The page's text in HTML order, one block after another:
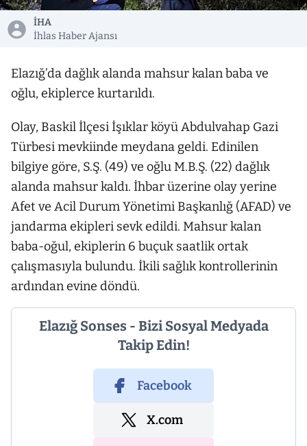
İHA
İhlas Haber Ajansı
Elazığ’da dağlık alanda mahsur kalan baba ve
oğlu, ekiplerce kurtarıldı.
Olay, Baskil İlçesi İşıklar köyü Abdulvahap Gazi
Türbesi mevkiinde meydana geldi. Edinilen
bilgiye göre, S.Ş. (49) ve oğlu M.B.Ş. (22) dağlık
alanda mahsur kaldı. İhbar üzerine olay yerine
Afet ve Acil Durum Yönetimi Başkanlığ (AFAD) ve
jandarma ekipleri sevk edildi. Mahsur kalan
baba-oğul, ekiplerin 6 buçuk saatlik ortak
çalışmasıyla bulundu. İkili sağlık kontrollerinin
ardından evine döndü.
Elazığ Sonses - Bizi Sosyal Medyada
Takip Edin!
Facebook
X.com